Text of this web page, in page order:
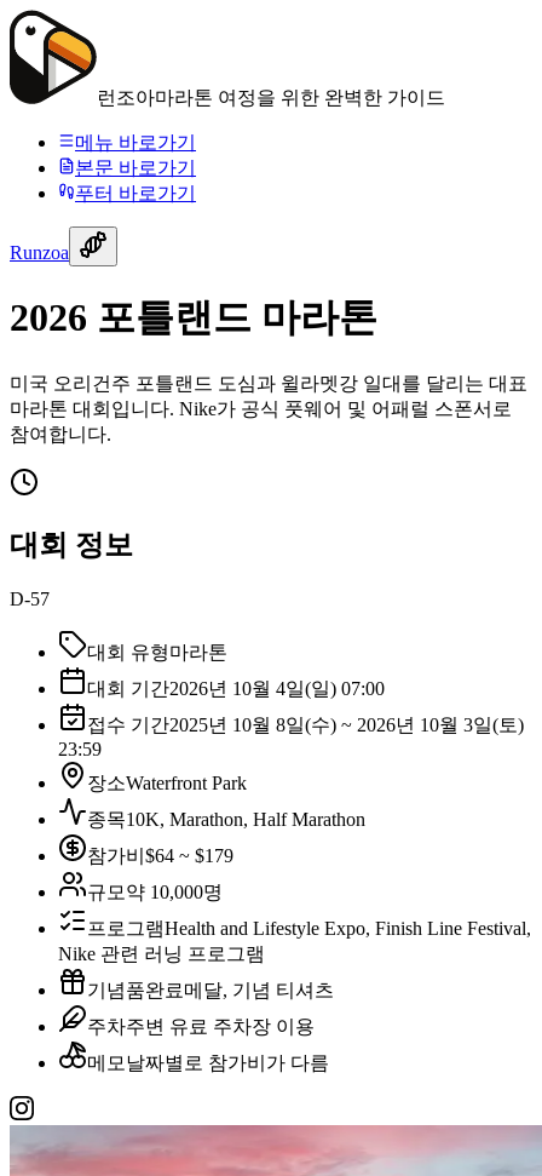
런조아마라톤 여정을 위한 완벽한 가이드
메뉴 바로가기
본문 바로가기
푸터 바로가기
Runzoa
2026 포틀랜드 마라톤
미국 오리건주 포틀랜드 도심과 윌라멧강 일대를 달리는 대표
마라톤 대회입니다. Nike가 공식 풋웨어 및 어패럴 스폰서로
참여합니다.
대회 정보
D-57
대회 유형마라톤
대회 기간2026년 10월 4일(일) 07:00
접수 기간2025년 10월 8일(수) ~ 2026년 10월 3일(토)
23:59
장소Waterfront Park
종목10K, Marathon, Half Marathon
참가비 $64 ~ $179
규모 약 10,000명
프로그램Health and Lifestyle Expo, Finish Line Festival,
Nike 관련 러닝 프로그램
기념품완료메달, 기념 티셔츠
주차주변 유료 주차장 이용
메모 날짜별로 참가비가 다름